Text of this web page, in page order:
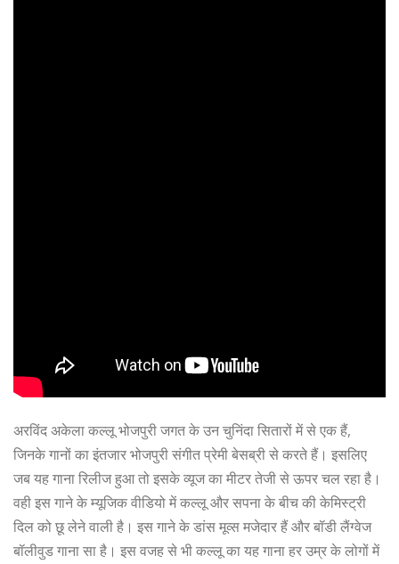
अरविंद अकेला कल्लू भोजपुरी जगत के उन चुनिंदा सितारों में से एक हैं,
जिनके गानों का इंतजार भोजपुरी संगीत प्रेमी बेसब्री से करते हैं। इसलिए
जब यह गाना रिलीज हुआ तो इसके व्यूज का मीटर तेजी से ऊपर चल रहा है।
वही इस गाने के म्यूजिक वीडियो में कल्लू और सपना के बीच की केमिस्ट्री
दिल को छू लेने वाली है। इस गाने के डांस मूव्स मजेदार हैं और बॉडी लैंग्वेज
बॉलीवुड गाना सा है। इस वजह से भी कल्लू का यह गाना हर उम्र के लोगों में